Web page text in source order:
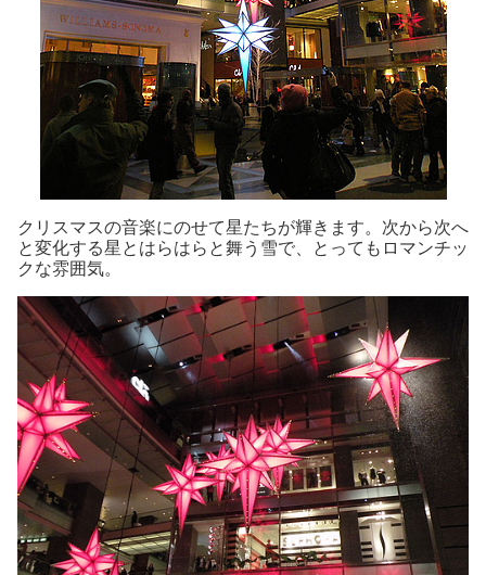
クリスマスの音楽にのせて星たちが輝きます。次から次へ
と変化する星とはらはらと舞う雪で、とってもロマンチッ
クな雰囲気。